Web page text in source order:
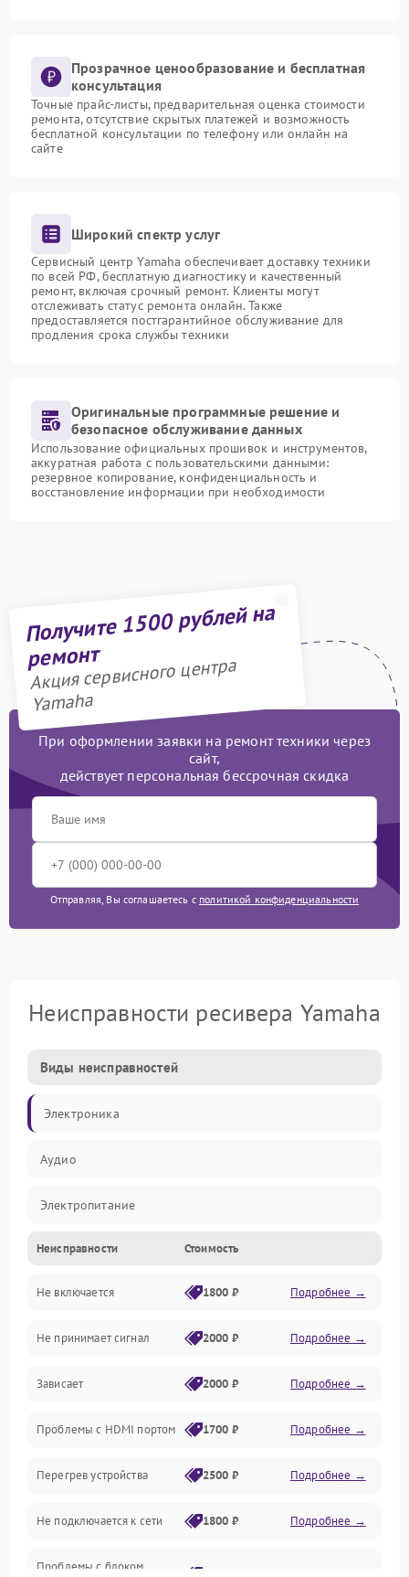
Прозрачное ценообразование и бесплатная
консультация
Точные прайс-листы, предварительная оценка стоимости
ремонта, отсутствие скрытых платежей и возможность
бесплатной консультации по телефону или онлайн на
сайте
Широкий спектр услуг
Сервисный центр Yamaha обеспечивает доставку техники
по всей РФ, бесплатную диагностику и качественный
ремонт, включая срочный ремонт. Клиенты могут
отслеживать статус ремонта онлайн. Также
предоставляется постгарантийное обслуживание для
продления срока службы техники
Оригинальные программные решение и
безопасное обслуживание данных
Использование официальных прошивок и инструментов,
аккуратная работа с пользовательскими данными:
резервное копирование, конфиденциальность и
восстановление информации при необходимости
Получите 1500 рублей на
ремонт
Акция сервисного центра
Yamaha
При оформлении заявки на ремонт техники через
сайт,
действует персональная бессрочная скидка
Отправляя, Вы соглашаетесь с политикой конфиденциальности
Неисправности ресивера Yamaha
Виды неисправностей
Электроника
Аудио
Электропитание
Интерфейсы
Программное обеспечение
ПО
Оптика
Механические повреждения
Управление
Неисправности Стоимость
Не включается 1800 ₽ Подробнее →
Не принимает сигнал 2000 ₽ Подробнее →
Зависает 2000 ₽ Подробнее →
Проблемы с HDMI портом 1700 ₽ Подробнее →
Перегрев устройства 2500 ₽ Подробнее →
Не подключается к сети 1800 ₽ Подробнее →
Проблемы с блоком